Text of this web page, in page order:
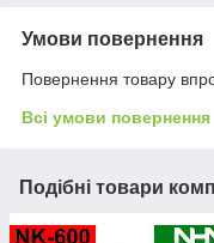
Умови повернення
Повернення товару
Всі умови повернення
Подібні товари